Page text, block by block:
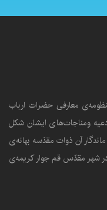
معارفى حضرات ارباب
ومناجات‌هاى ايشان شکل
آن ذوات مقدّسه بهانه‌ى
مبارک بنياد دعا در سال ۱۳۸۷ در شهر مقدّس قم جوار کريمه‌ی